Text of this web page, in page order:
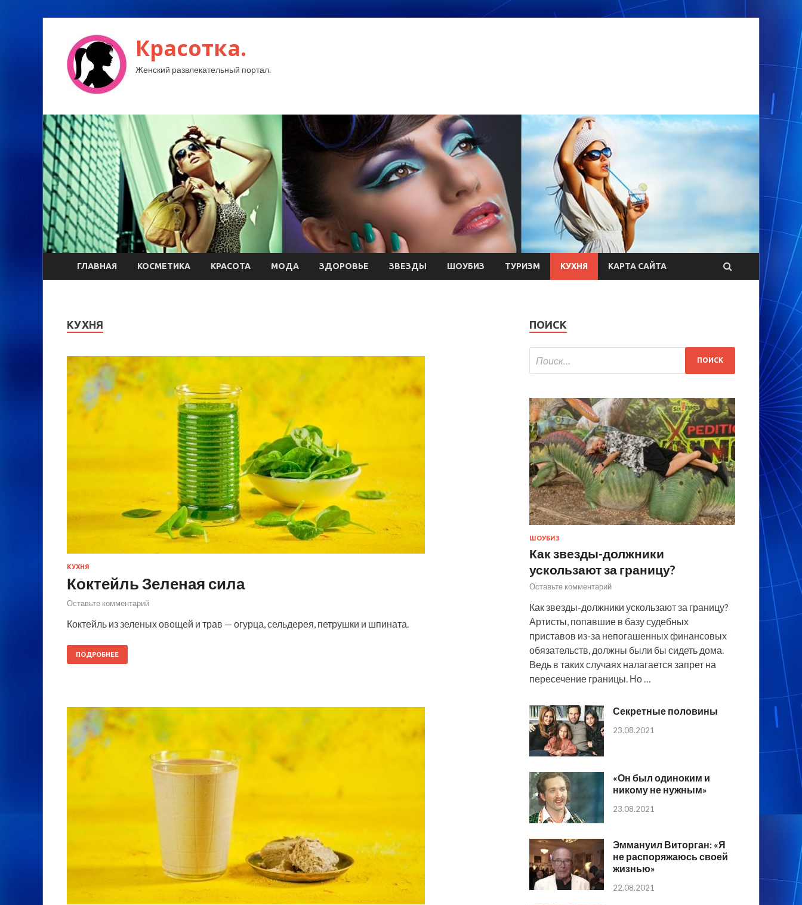
Красотка.
Женский развлекательный портал.
ГЛАВНАЯ КОСМЕТИКА КРАСОТА МОДА ЗДОРОВЬЕ ЗВЕЗДЫ ШОУБИЗ ТУРИЗМ КУХНЯ КАРТА САЙТА
КУХНЯ
КУХНЯ
Коктейль Зеленая сила
Оставьте комментарий
Коктейль из зеленых овощей и трав — огурца, сельдерея, петрушки и шпината.
ПОДРОБНЕЕ
ПОИСК
ШОУБИЗ
Как звезды-должники
ускользают за границу?
Оставьте комментарий
Как звезды-должники ускользают за границу?
Артисты, попавшие в базу судебных
приставов из-за непогашенных финансовых
обязательств, должны были бы сидеть дома.
Ведь в таких случаях налагается запрет на
пересечение границы. Но …
Секретные половины
23.08.2021
«Он был одиноким и
никому не нужным»
23.08.2021
Эммануил Виторган: «Я
не распоряжаюсь своей
жизнью»
22.08.2021